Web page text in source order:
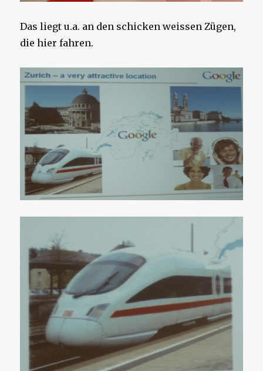
Das liegt u.a. an den schicken weissen Zügen,
die hier fahren.